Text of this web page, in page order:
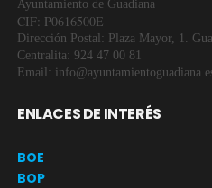
Ayuntamiento de Guadiana
CIF: P0616500E
Dirección Postal: Plaza Mayor, 1.
Centralita: 924 47 00 81
Email:
ENLACES DE INTERÉS
BOE
BOP